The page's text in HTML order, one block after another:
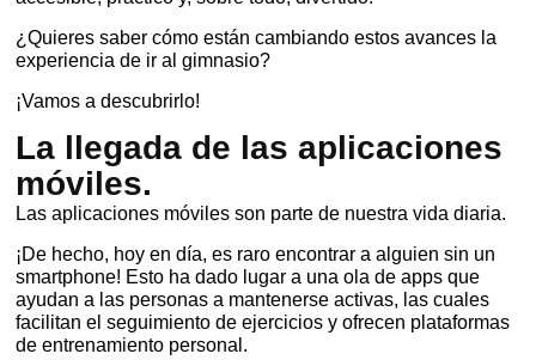
¿Quieres saber cómo están cambiando estos avances la
experiencia de ir al gimnasio?
¡Vamos a descubrirlo!
La llegada de las aplicaciones
móviles.
Las aplicaciones móviles son parte de nuestra vida diaria.
¡De hecho, hoy en día, es raro encontrar a alguien sin un
smartphone! Esto ha dado lugar a una ola de apps que
ayudan a las personas a mantenerse activas, las cuales
facilitan el seguimiento de ejercicios y ofrecen plataformas
de entrenamiento personal.